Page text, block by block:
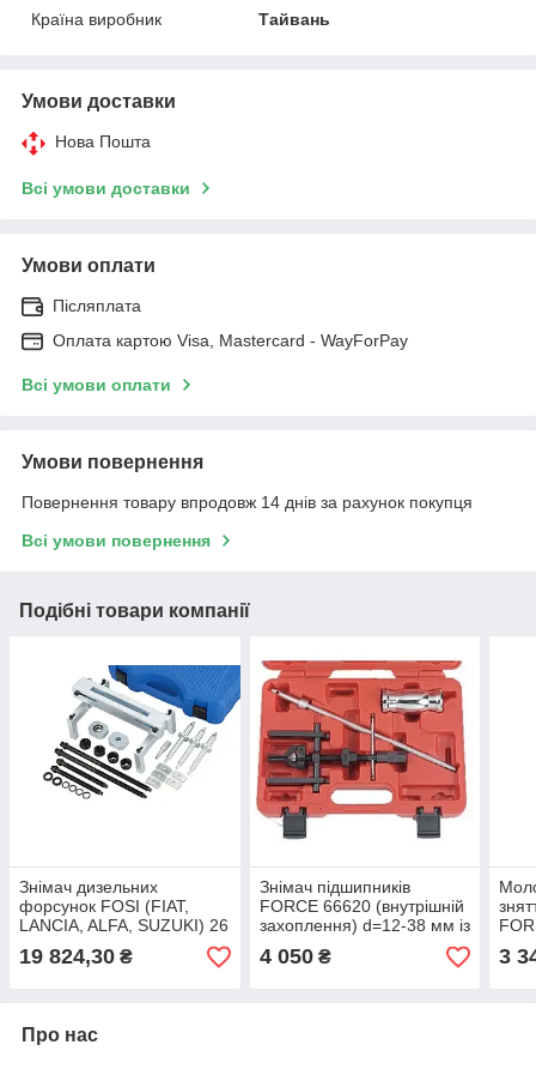
Країна виробник
Тайвань
Умови доставки
Нова Пошта
Всі умови доставки
Умови оплати
Післяплата
Оплата картою Visa, Mastercard - WayForPay
Всі умови оплати
Умови повернення
Повернення товару впродовж 14 днів за рахунок покупця
Всі умови повернення
Подібні товари компанії
Знімач дизельних
форсунок FOSI (FIAT,
LANCIA, ALFA, SUZUKI) 26
пр. FORCE 926G1 26 пр.
19 824,30 ₴
Знімач підшипників
FORCE 66620 (внутрішній
захоплення) d=12-38 мм із
зворотним молотком
4 050₴ 3
Про нас